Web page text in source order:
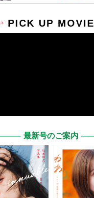
PICK UP MOVIE
最新号のご案内